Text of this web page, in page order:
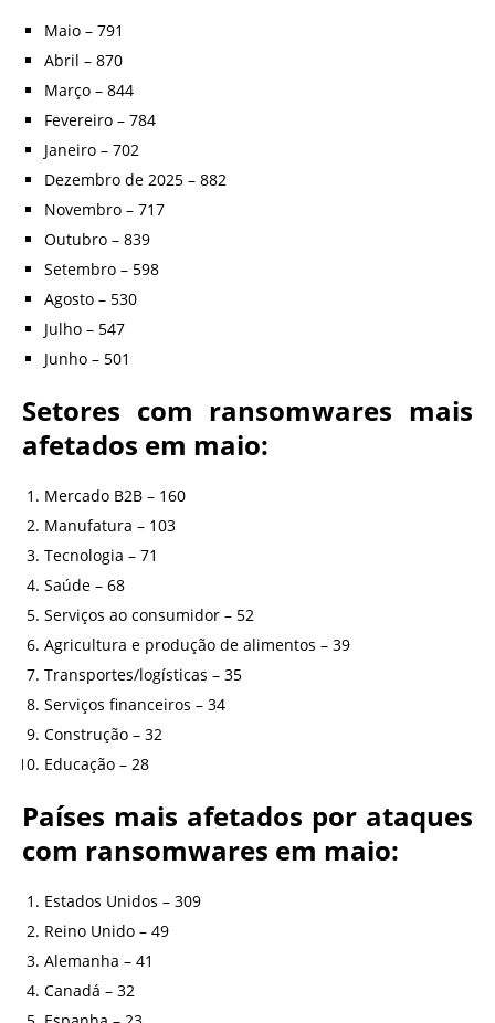
Maio – 791
Abril – 870
Março – 844
Fevereiro – 784
Janeiro – 702
Dezembro de 2025 – 882
Novembro – 717
Outubro – 839
Setembro – 598
Agosto – 530
Julho – 547
Junho – 501
Setores com ransomwares mais
afetados em maio:
Mercado B2B – 160
Manufatura – 103
Tecnologia – 71
Saúde – 68
Serviços ao consumidor – 52
Agricultura e produção de alimentos – 39
Transportes/logísticas – 35
Serviços financeiros – 34
Construção – 32
Educação – 28
Países mais afetados por ataques
com ransomwares em maio:
Estados Unidos – 309
Reino Unido – 49
Alemanha – 41
Canadá – 32